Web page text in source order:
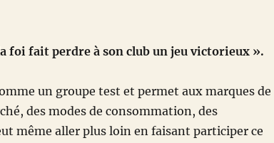
foi fait perdre à son club un jeu victorieux ».
un groupe test et permet aux marques de
des modes de consommation, des
même aller plus loin en faisant participer ce